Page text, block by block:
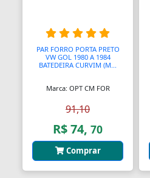
Alças
Alças
Amplificadores
Andadores
Aneis para Microblading
PAR FORRO PORTA PRETO
VW GOL 1980 A 1984
BATEDEIRA CURVIM (M...
Marca: OPT CM FOR
91,10
R$ 74, 70
Comprar